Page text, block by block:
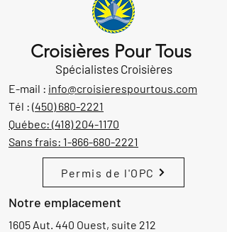
Croisières Pour Tous
Spécialistes Croisières
E-mail : info@croisierespourtous.com
Tél : (450) 680-2221
Québec: (418) 204-1170
Sans frais: 1-866-680-2221
Permis de l'OPC
Notre emplacement
1605 Aut. 440 Ouest, suite 212